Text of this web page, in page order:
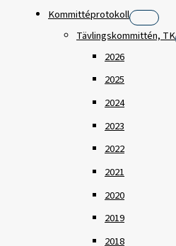
Kommittéprotokoll
Tävlingskommittén, TK
2026
2025
2024
2023
2022
2021
2020
2019
2018